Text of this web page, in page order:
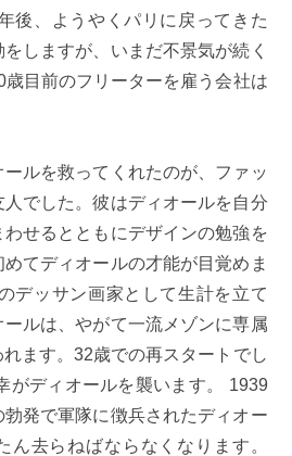
後、ようやくパリに戻ってきた
しますが、いまだ不景気が続く
目前のフリーターを雇う会社は
ルを救ってくれたのが、ファッ
でした。彼はディオールを自分
せるとともにデザインの勉強を
てディオールの才能が目覚めま
デッサン画家として生計を立て
ルは、やがて一流メゾンに専属
ます。32歳での再スタートでし
がディオールを襲います。 1939
発で軍隊に徴兵されたディオー
ん去らねばならなくなります。